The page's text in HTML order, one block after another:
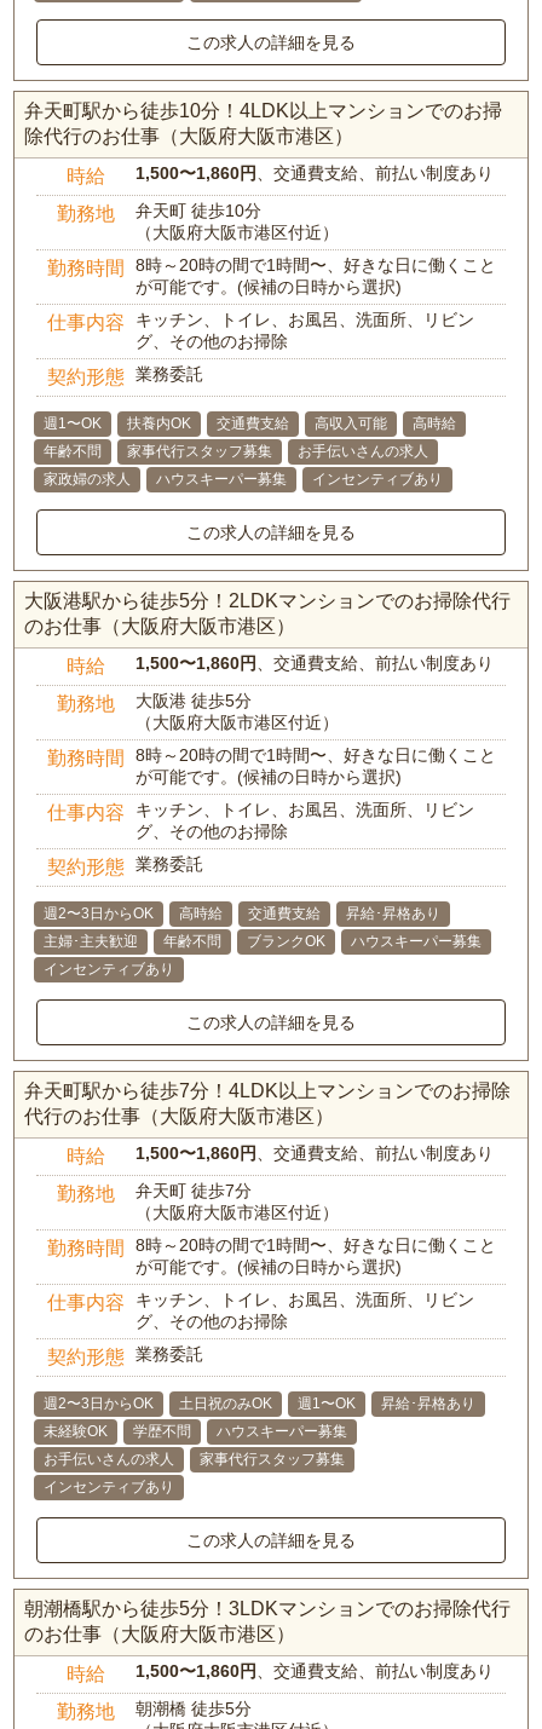
この求人の詳細を見る
弁天町駅から徒歩10分！4LDK以上マンションでのお掃
除代行のお仕事（大阪府大阪市港区）
時給 1,500〜1,860円、交通費支給、前払い制度あり
勤務地
弁天町 徒歩10分
（大阪府大阪市港区付近）
勤務時間
8時～20時の間で1時間〜、好きな日に働くこと
が可能です。(候補の日時から選択)
仕事内容
キッチン、トイレ、お風呂、洗面所、リビン
グ、その他のお掃除
契約形態 業務委託
週1〜OK 扶養内OK 交通費支給 高収入可能
高時給
年齢不問
家事代行スタッフ募集
お手伝いさんの求人
家政婦の求人
ハウスキーパー募集 インセンティブあり
この求人の詳細を見る
大阪港駅から徒歩5分！2LDKマンションでのお掃除代行
のお仕事（大阪府大阪市港区）
時給 1,500〜1,860円、交通費支給、前払い制度あり
勤務地
大阪港 徒歩5分
（大阪府大阪市港区付近）
勤務時間
8時～20時の間で1時間〜、好きな日に働くこと
が可能です。(候補の日時から選択)
仕事内容
キッチン、トイレ、お風呂、洗面所、リビン
グ、その他のお掃除
契約形態 業務委託
週2〜3日からOK 高時給 交通費支給
昇給･昇格あり
主婦･主夫歓迎
年齢不問 ブランクOK
ハウスキーパー募集
インセンティブあり
この求人の詳細を見る
弁天町駅から徒歩7分！4LDK以上マンションでのお掃除
代行のお仕事（大阪府大阪市港区）
時給 1,500〜1,860円、交通費支給、前払い制度あり
勤務地
弁天町 徒歩7分
（大阪府大阪市港区付近）
勤務時間
8時～20時の間で1時間〜、好きな日に働くこと
が可能です。(候補の日時から選択)
仕事内容
キッチン、トイレ、お風呂、洗面所、リビン
グ、その他のお掃除
契約形態 業務委託
週2〜3日からOK 土日祝のみOK 週1〜OK
昇給･昇格あり
未経験OK
学歴不問
ハウスキーパー募集
お手伝いさんの求人
家事代行スタッフ募集
インセンティブあり
この求人の詳細を見る
朝潮橋駅から徒歩5分！3LDKマンションでのお掃除代行
のお仕事（大阪府大阪市港区）
時給 1,500〜1,860円、交通費支給、前払い制度あり
勤務地
朝潮橋 徒歩5分